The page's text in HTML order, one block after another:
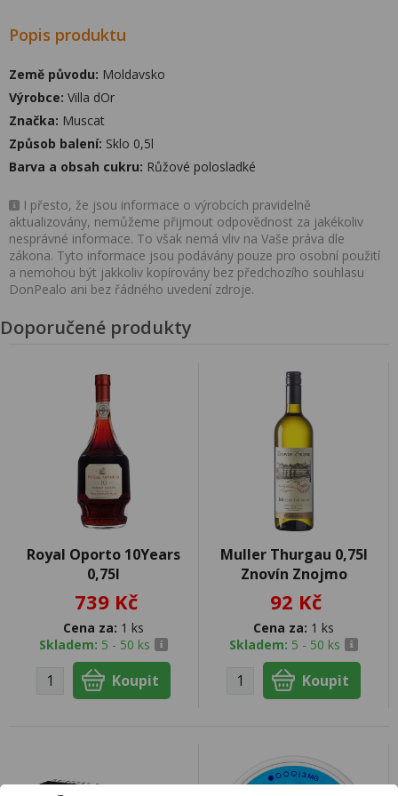
Popis produktu
Země původu: Moldavsko
Výrobce: Villa dOr
Značka: Muscat
Způsob balení: Sklo 0,5l
Barva a obsah cukru: Růžové polosladké
I přesto, že jsou informace o výrobcích pravidelně
aktualizovány, nemůžeme přijmout odpovědnost za jakékoliv
nesprávné informace. To však nemá vliv na Vaše práva dle
zákona. Tyto informace jsou podávány pouze pro osobní použití
a nemohou být jakkoliv kopírovány bez předchozího souhlasu
DonPealo ani bez řádného uvedení zdroje.
Doporučené produkty
Royal Oporto 10Years
0,75l
739 Kč
Cena za: 1 ks
Skladem: 5 - 50 ks
Muller Thurgau 0,75l
Znovín Znojmo
92 Kč
Cena za: 1 ks
Skladem: 5 - 50 ks